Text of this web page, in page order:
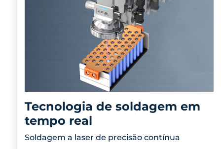
Tecnologia de soldagem em
tempo real
Soldagem a laser de precisão contínua